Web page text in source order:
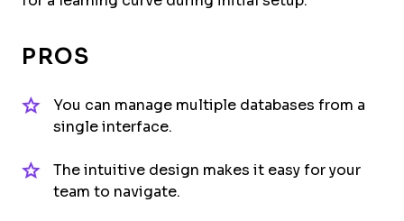
PROS
You can manage multiple databases from a
single interface.
The intuitive design makes it easy for your
team to navigate.